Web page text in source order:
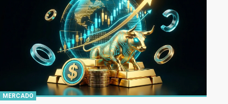
MERCADO